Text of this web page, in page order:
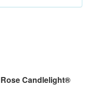
Candlelight®